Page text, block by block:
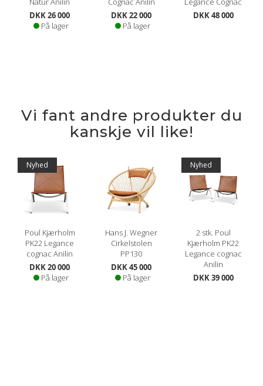
DKK 26 000
På lager
DKK 22 000
På lager
DKK 48 000
Vi fant andre produkter du
kanskje vil like!
Nyhed
Poul Kjærholm
PK22 Legance
cognac Anilin
DKK 20 000
På lager
Hans J. Wegner
Cirkelstolen
PP130
DKK 45 000
På lager
Nyhed
2 stk. Poul
Kjærholm PK22
Legance cognac
Anilin
DKK 39 000